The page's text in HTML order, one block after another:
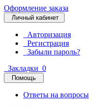
Оформление заказа
Личный кабинет
Авторизация
Регистрация
Забыли пароль?
Закладки 0
Помощь
Ответы на вопросы